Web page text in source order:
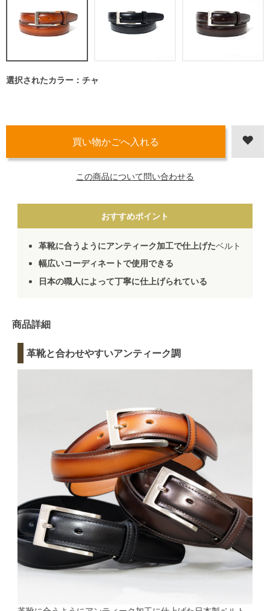
選択されたカラー：チャ
この商品について問い合わせる
おすすめポイント
革靴に合うようにアンティーク加工で仕上げたベルト
幅広いコーディネートで使用できる
日本の職人によって丁寧に仕上げられている
商品詳細
革靴と合わせやすいアンティーク調